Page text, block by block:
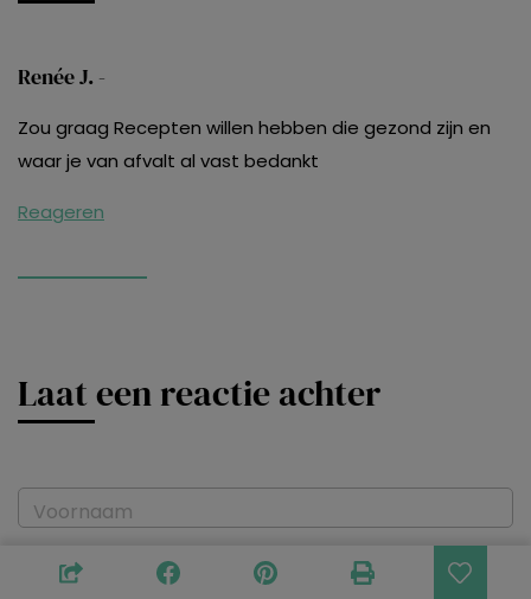
Renée J. -
Zou graag Recepten willen hebben die gezond zijn en
waar je van afvalt al vast bedankt
Reageren
Laat een reactie achter
Voornaam
E-mailadres